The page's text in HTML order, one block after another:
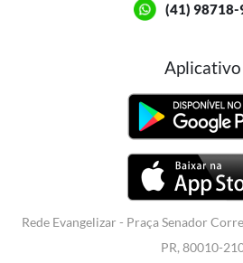
(41) 98718-
Aplicativo
Rede Evangelizar - Praça Senador
PR, 80010-